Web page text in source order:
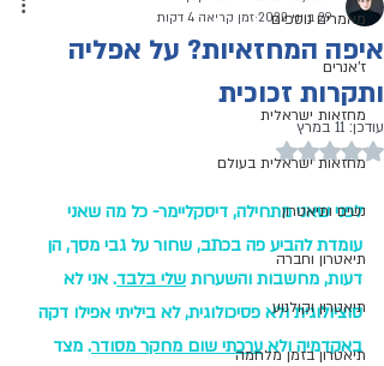
מאמרים נוספים
ז'אנרים
מחזאות ישראלית
מחזאות ישראלית בעולם
נשים ותיאטרון
תיאטרון וחברה
תיאטרון וקולנוע
תיאטרון בזמן מלחמה
איפה המחזאיות? על אפליה
ותקרות זכוכית
29 ביוני 2022
זמן קריאה 4 דקות
עודכן: 11 במרץ
דירוג של NaN מתוך 5 כוכבים
לפני שאני מתחילה, דיסקליימר- כל מה שאני
עומדת להביע פה בכתב, שחור על גבי מסך, הן
דעות, מחשבות והשערות שלי בלבד. אני לא
סוציולוגית ולא פסיכולוגית, לא ביליתי אפילו דקה
באקדמיה ולא ערכתי שום מחקר מסודר. מצד